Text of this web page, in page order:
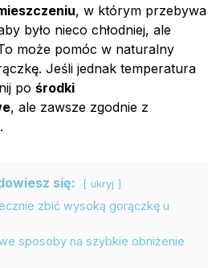
, w którym przebywa
było nieco chłodniej, ale
może pomóc w naturalny
Jeśli jednak temperatura
po środki
, ale zawsze zgodnie z
się: ukryj
zbić wysoką gorączkę u
sposoby na szybkie obniżenie